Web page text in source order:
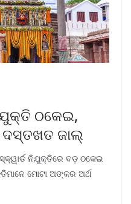
ଠକେଇ,
ଜାଲ୍
ନିଯୁକ୍ତିରେ ବଡ଼ ଠକେଇ
ମୋଟା ଅଙ୍କର ଅର୍ଥ